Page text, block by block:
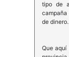
tipo de
de dinero.
Que aquí